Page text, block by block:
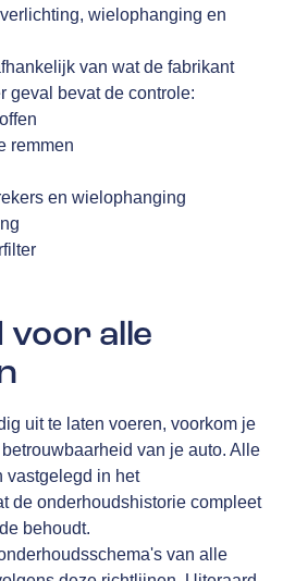
wielophanging en
van wat de fabrikant
geval bevat de controle:
remmen
en wielophanging
alle
uit te laten voeren, voorkom je
van je auto. Alle
vastgelegd in het
de onderhoudshistorie compleet
behoudt.
van alle